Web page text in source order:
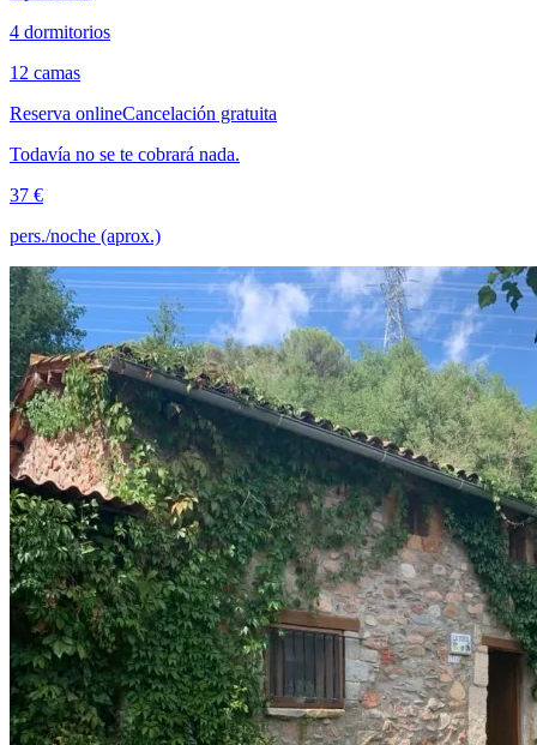
4 dormitorios
12 camas
Reserva onlineCancelación gratuita
Todavía no se te cobrará nada.
37 €
pers./noche (aprox.)